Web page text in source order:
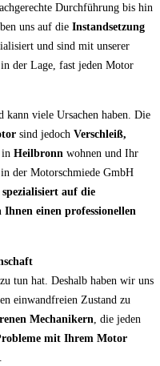
Durchführung bis hin
uns auf die Instandsetzung
und sind mit unserer
der Lage, fast jeden Motor
viele Ursachen haben. Die
sind jedoch Verschleiß,
in Heilbronn wohnen und Ihr
der Motorschmiede GmbH
auf die
einen professionellen
tun hat. Deshalb haben wir uns
einwandfreien Zustand zu
Mechanikern , die jeden
mit Ihrem Motor